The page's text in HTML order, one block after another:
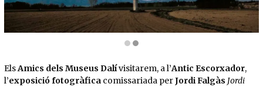
ElsAmics dels Museus Dalívisitarem, a l’Antic Escorxador,
l’exposició fotogràfica comissariada perJordi Falgàs Jordi